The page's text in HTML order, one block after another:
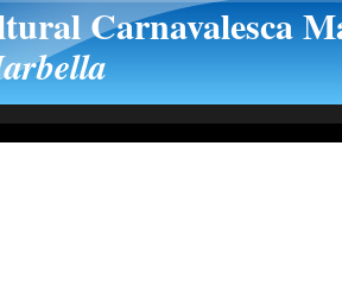
Carnavalesca